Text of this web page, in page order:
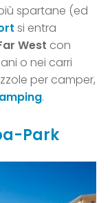
spartane (ed
si entra
West con
o nei carri
per camper,
.
Park